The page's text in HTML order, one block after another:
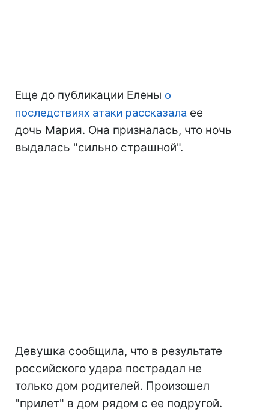
Еще до публикации Елены о
последствиях атаки рассказала ее
дочь Мария. Она призналась, что ночь
выдалась "сильно страшной".
Девушка сообщила, что в результате
российского удара пострадал не
только дом родителей. Произошел
"прилет" в дом рядом с ее подругой.